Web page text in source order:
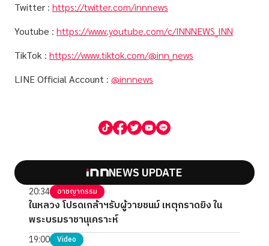
Twitter : https://twitter.com/innnews
Youtube : https://www.youtube.com/c/INNNEWS_INN
TikTok : https://www.tiktok.com/@inn_news
LINE Official Account : @innnews
NEWS UPDATE
20:34 อาชญากรรม
ในหลวง โปรดเกล้าฯรับผู้วายชนม์ เหตุกราดยิง ใน
พระบรมราชานุเคราะห์
19:00 Video